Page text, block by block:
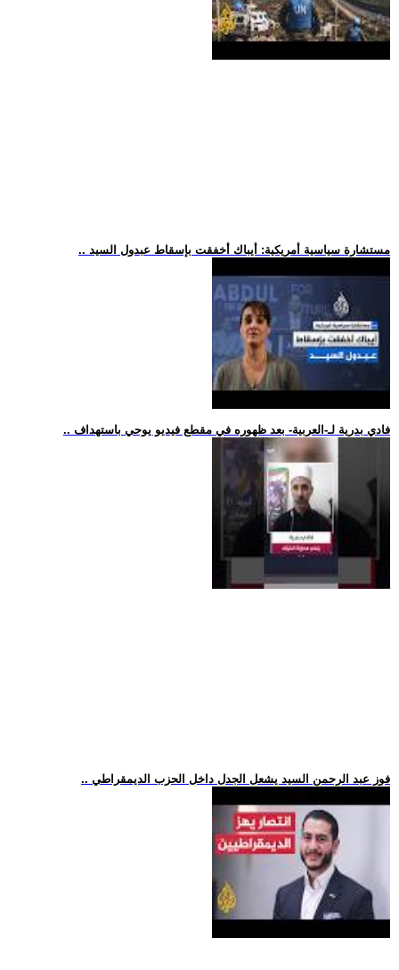
.. مستشارة سياسية أمريكية: أيباك أخفقت بإسقاط عبدول السيد
.. فادي بدرية لـ-العربية- بعد ظهوره في مقطع فيديو يوحي باستهداف
.. فوز عبد الرحمن السيد يشعل الجدل داخل الحزب الديمقراطي